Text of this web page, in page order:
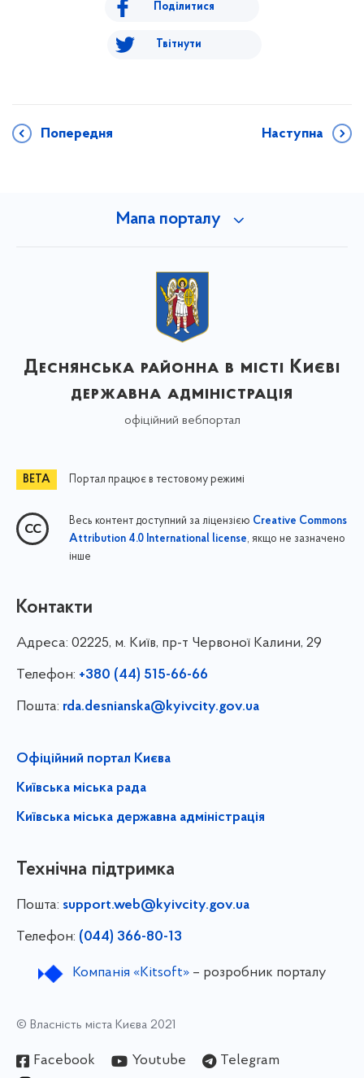
Поділитися
Твітнути
Попередня Наступна
Мапа порталу
Деснянська районна в місті Києві
державна адміністрація
офіційний вебпортал
Портал працює в тестовому режимі
Весь контент доступний за ліцензією Creative Commons
Attribution 4.0 International license, якщо не зазначено
інше
Контакти
Адреса: 02225, м. Київ, пр-т Червоної Калини, 29
Телефон: +380 (44) 515-66-66
Пошта: rda.desnianska@kyivcity.gov.ua
Офіційний портал Києва
Київська міська рада
Київська міська державна адміністрація
Технічна підтримка
Пошта: support.web@kyivcity.gov.ua
Телефон: (044) 366-80-13
Компанія «Kitsoft»– розробник порталу
© Власність міста Києва 2021
Facebook Youtube
Telegram